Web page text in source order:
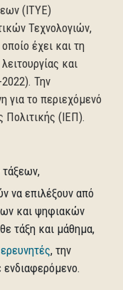
(ΙΤΥΕ)
Τεχνολογιών,
έχει και τη
και
Την
για το περιεχόμενό
Πολιτικής (ΙΕΠ).
να επιλέξουν από
και ψηφιακών
τάξη και μάθημα,
, την